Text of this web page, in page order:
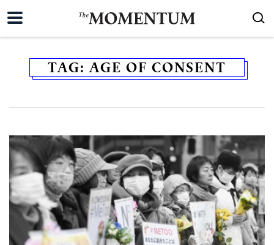
TAG:AGE OF CONSENT